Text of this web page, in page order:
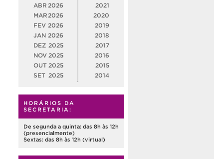
ABR 2026
MAR 2026
FEV 2026
JAN 2026
DEZ 2025
NOV 2025
OUT 2025
SET 2025
2021
2020
2019
2018
2017
2016
2015
2014
HORÁRIOS DA
SECRETARIA:
De segunda a quinta: das 8h às 12h
(presencialmente)
Sextas: das 8h às 12h (virtual)